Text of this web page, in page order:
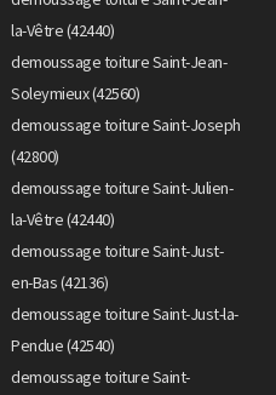
la-Vêtre (42440)
demoussage toiture Saint-Jean-
Soleymieux (42560)
demoussage toiture Saint-Joseph
(42800)
demoussage toiture Saint-Julien-
la-Vêtre (42440)
demoussage toiture Saint-Just-
en-Bas (42136)
demoussage toiture Saint-Just-la-
Pendue (42540)
demoussage toiture Saint-